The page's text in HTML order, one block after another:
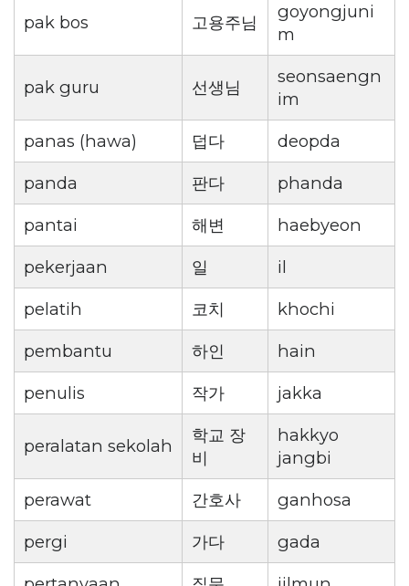
pak bos 고용주님
goyongjuni
m
pak guru 선생님
seonsaengn
im
panas (hawa)
덥다
deopda
panda
판다
phanda
pantai
해변
haebyeon
pekerjaan
일
il
pelatih
코치
khochi
pembantu
하인
hain
penulis
작가 jakka
peralatan sekolah
학교 장
비
hakkyo
jangbi
perawat
간호사
ganhosa
pergi
가다
gada